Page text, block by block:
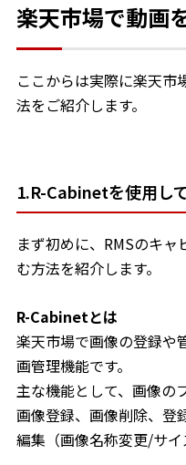
楽天市場で動画
ここからは実際に楽天市
法をご紹介します。
1.R-Cabinetを使用し
まず初めに、RMSのキ
む方法を紹介します。
R-Cabinetとは
楽天市場で画像の登録や
画管理機能です。
主な機能として、画像の
画像登録、画像削除、登
編集（画像名称変更/サイ